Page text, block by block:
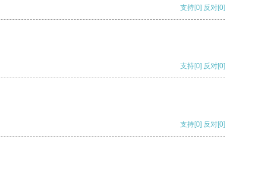
支持[0] 反对[0]
支持[0] 反对[0]
支持[0] 反对[0]